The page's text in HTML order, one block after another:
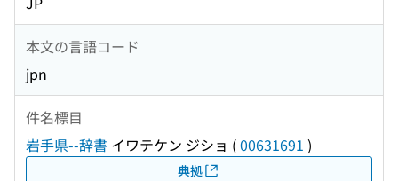
本文の言語コード
jpn
件名標目
岩手県--辞書 イワテケン ジショ (00631691 )
典拠